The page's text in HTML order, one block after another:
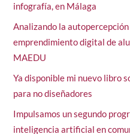
infografía, en Málaga
Analizando la
emprendimiento digital de
MAEDU
Ya disponible mi nuevo libro
para no diseñadores
Impulsamos un segundo
inteligencia artificial en